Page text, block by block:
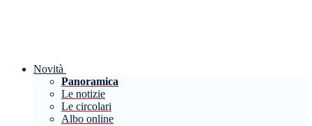
Novità
Panoramica
Le notizie
Le circolari
Albo online